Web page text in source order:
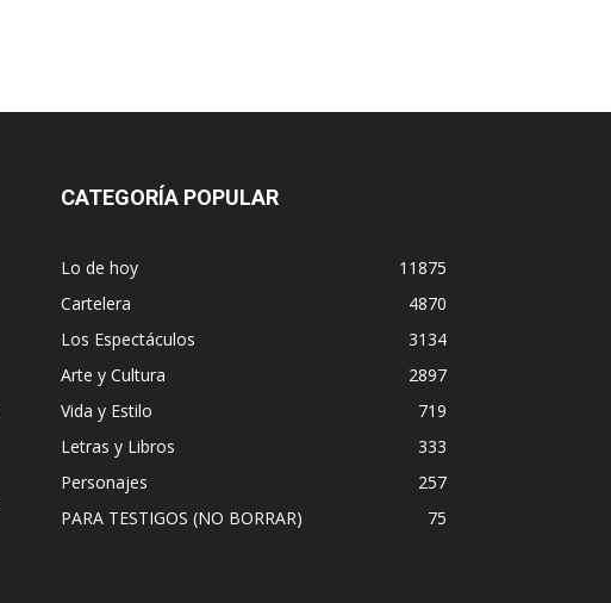
CATEGORÍA POPULAR
Lo de hoy
11875
Cartelera
4870
Los Espectáculos
3134
Arte y Cultura
2897
Vida y Estilo
719
Letras y Libros
333
Personajes
257
PARA TESTIGOS (NO BORRAR)
75